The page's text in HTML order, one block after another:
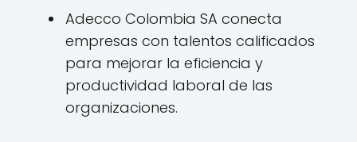
Adecco Colombia SA conecta
empresas con talentos calificados
para mejorar la eficiencia y
productividad laboral de las
organizaciones.